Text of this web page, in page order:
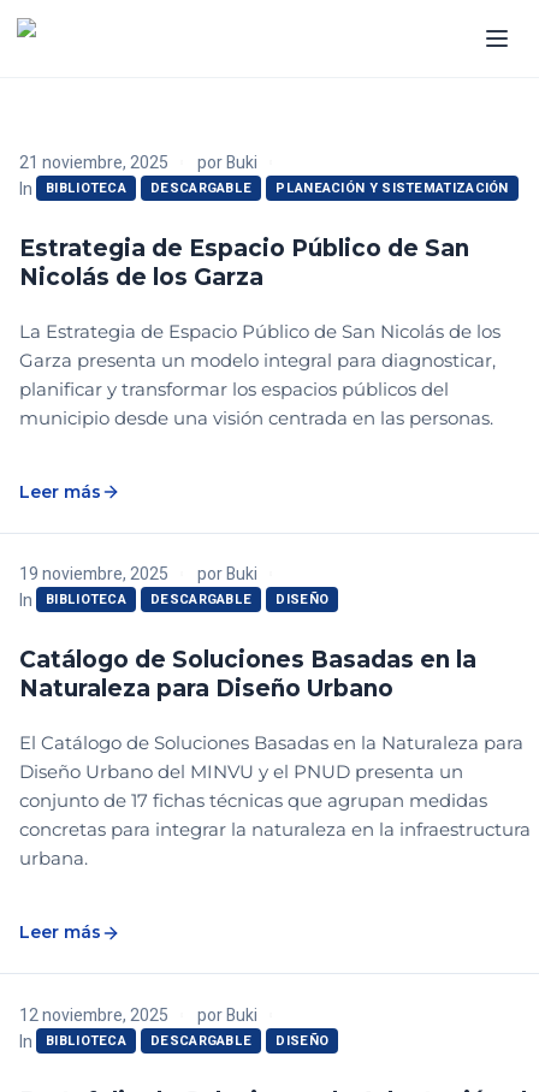
21 noviembre, 2025 porBuki
In
BIBLIOTECA DESCARGABLE PLANEACIÓN Y SISTEMATIZACIÓN
Estrategia de Espacio Público de San
Nicolás de los Garza
La Estrategia de Espacio Público de San Nicolás de los
Garza presenta un modelo integral para diagnosticar,
planificar y transformar los espacios públicos del
municipio desde una visión centrada en las personas.
Leer más
19 noviembre, 2025 porBuki
In
BIBLIOTECA DESCARGABLE DISEÑO
Catálogo de Soluciones Basadas en la
Naturaleza para Diseño Urbano
El Catálogo de Soluciones Basadas en la Naturaleza para
Diseño Urbano del MINVU y el PNUD presenta un
conjunto de 17 fichas técnicas que agrupan medidas
concretas para integrar la naturaleza en la infraestructura
urbana.
Leer más
12 noviembre, 2025 porBuki
In
BIBLIOTECA DESCARGABLE DISEÑO